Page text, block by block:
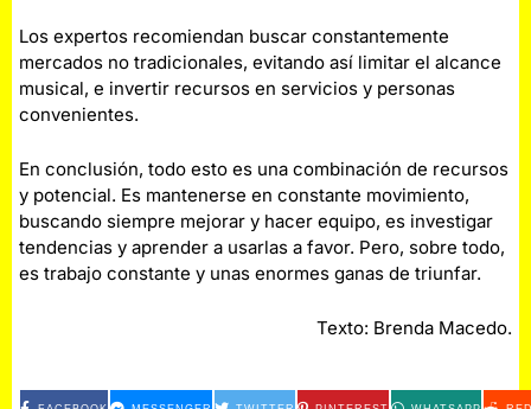
Los expertos recomiendan buscar constantemente
mercados no tradicionales, evitando así limitar el alcance
musical, e invertir recursos en servicios y personas
convenientes.
En conclusión, todo esto es una combinación de recursos
y potencial. Es mantenerse en constante movimiento,
buscando siempre mejorar y hacer equipo, es investigar
tendencias y aprender a usarlas a favor. Pero, sobre todo,
es trabajo constante y unas enormes ganas de triunfar.
Texto: Brenda Macedo.